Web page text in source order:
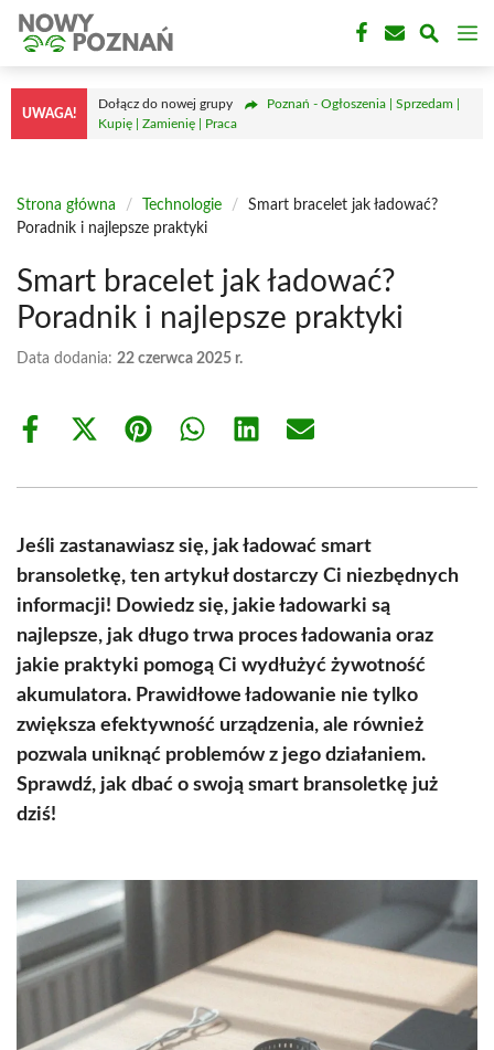
Przejdź
treści
UWAGA!
Dołącz do nowej grupy
Poznań - Ogłoszenia | Sprzedam |
Kupię | Zamienię | Praca
Strona główna / Technologie /
Smart bracelet jak ładować?
Poradnik i najlepsze praktyki
Smart bracelet jak ładować?
Poradnik i najlepsze praktyki
Data dodania: 22 czerwca 2025 r.
Share
Share
(Twitter)
Share Share Share Share
Jeśli zastanawiasz się, jak ładować smart
bransoletkę, ten artykuł dostarczy Ci niezbędnych
informacji! Dowiedz się, jakie ładowarki są
najlepsze, jak długo trwa proces ładowania oraz
jakie praktyki pomogą Ci wydłużyć żywotność
akumulatora. Prawidłowe ładowanie nie tylko
zwiększa efektywność urządzenia, ale również
pozwala uniknąć problemów z jego działaniem.
Sprawdź, jak dbać o swoją smart bransoletkę już
dziś!